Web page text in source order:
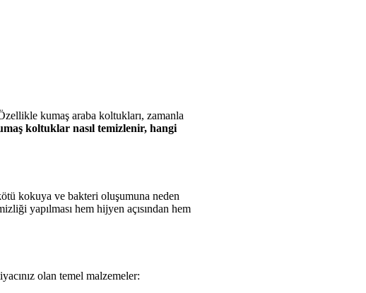
kumaş araba koltukları, zamanla
koltuklar nasıl temizlenir, hangi
kokuya ve bakteri oluşumuna neden
yapılması hem hijyen açısından hem
olan temel malzemeler: